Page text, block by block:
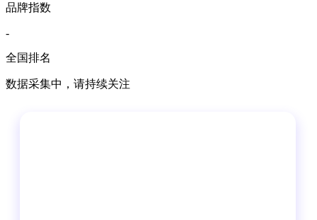
品牌指数
-
全国排名
数据采集中，请持续关注